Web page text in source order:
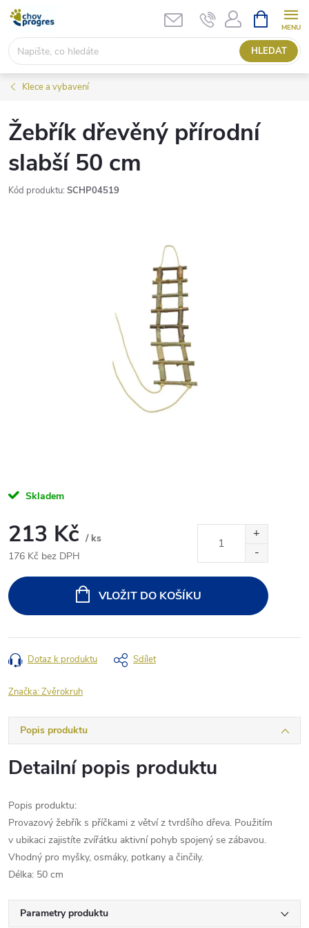
Přejít
obsah
HLEDAT
NÁKUPNÍ
KOŠÍK
Klece a vybavení
Žebřík dřevěný přírodní
slabší 50 cm
Kód produktu: SCHP04519
Skladem
213 Kč / ks
176 Kč bez DPH
cena:
VLOŽIT DO KOŠÍKU
Dotaz k produktu Sdílet
Značka:Zvěrokruh
Popis produktu
Detailní popis produktu
Popis produktu:
Provazový žebřík s příčkami z větví z tvrdšího dřeva. Použitím
v ubikaci zajistíte zvířátku aktivní pohyb spojený se zábavou.
Vhodný pro myšky, osmáky, potkany a činčily.
Délka: 50 cm
Parametry produktu